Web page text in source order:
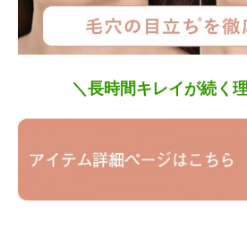
＼長時間キレイが続く